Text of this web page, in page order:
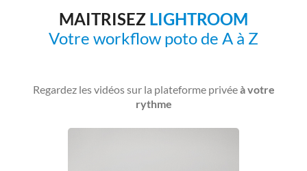
MAITRISEZ LIGHTROOM
Votre workflow poto de A à Z
Regardez les vidéos sur la plateforme privéeà votre
rythme